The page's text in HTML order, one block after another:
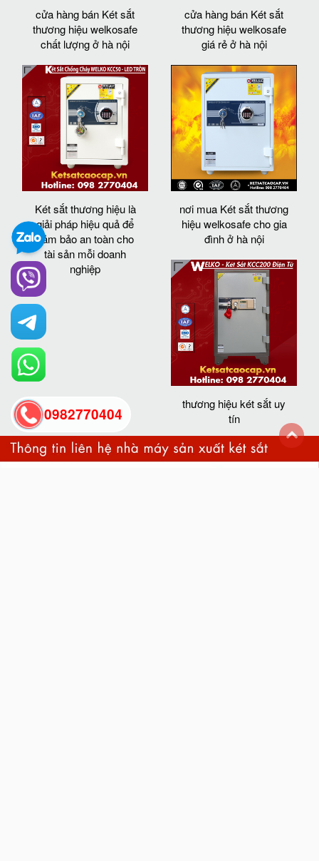
cửa hàng bán Két sắt
thương hiệu welkosafe
chất lượng ở hà nội
cửa hàng bán Két sắt
thương hiệu welkosafe
giá rẻ ở hà nội
Két sắt thương hiệu là
giải pháp hiệu quả để
đảm bảo an toàn cho
tài sản mỗi doanh
nghiệp
nơi mua Két sắt thương
hiệu welkosafe cho gia
đình ở hà nội
thương hiệu két sắt uy
tín
0982770404
back